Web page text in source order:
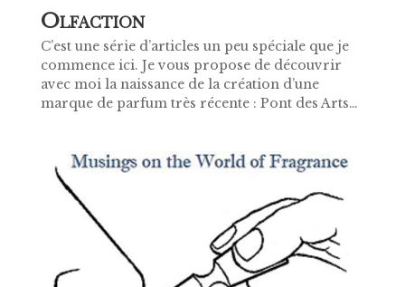
OLFACTION
C’est une série d’articles un peu spéciale que je
commence ici. Je vous propose de découvrir
avec moi la naissance de la création d’une
marque de parfum très récente : Pont des Arts…